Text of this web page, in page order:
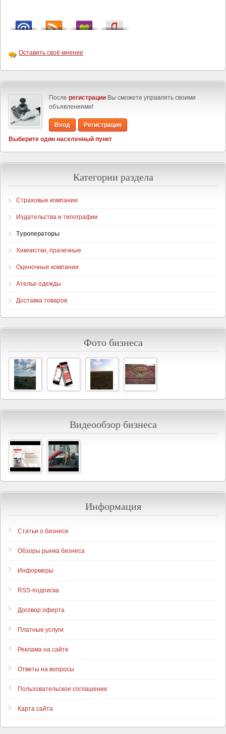
Оставить своё мнение
После регистрации Вы сможете управлять своими
объявлениями!
Вход
Регистрация
Выберите один населенный пункт
Категории раздела
Страховые компании
Издательства и типографии
Туроператоры
Химчистки, прачечные
Оценочные компании
Ателье одежды
Доставка товаров
Фото бизнеса
Видеообзор бизнеса
Информация
Статьи о бизнесе
Обзоры рынка бизнеса
Информеры
RSS-подписка
Договор оферта
Платные услуги
Реклама на сайте
Ответы на вопросы
Пользовательское соглашение
Карта сайта